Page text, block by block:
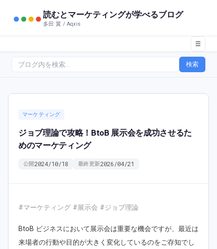
読むとマーケティングが学べるブログ
多田 翼 / Aqxis
☰
検索
マーケティング
ジョブ理論で攻略！BtoB 展示会を成功させるた
めのマーケティング
公開2024/10/18 最終更新2026/04/21
#マーケティング #展示会 #ジョブ理論
BtoB ビジネスにおいて展示会は重要な機会ですが、最近は
来場者の行動や目的が大きく変化しているのをご存知でし